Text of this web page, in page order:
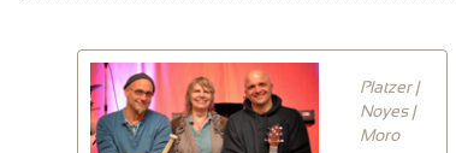
Platzer |
Noyes |
Moro